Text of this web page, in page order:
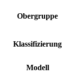
Obergruppe
Klassifizierung
Modell